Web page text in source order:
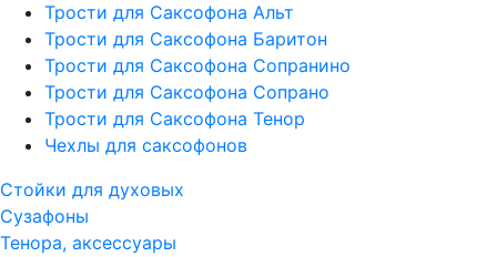
Трости для Саксофона Альт
Трости для Саксофона Баритон
Трости для Саксофона Сопранино
Трости для Саксофона Сопрано
Трости для Саксофона Тенор
Чехлы для саксофонов
Стойки для духовых
Сузафоны
Тенора, аксессуары